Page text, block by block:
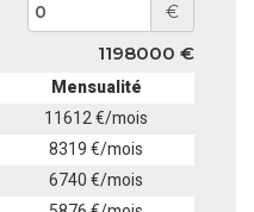
€
1198000 €
Mensualité
11612 €/mois
8319 €/mois
6740 €/mois